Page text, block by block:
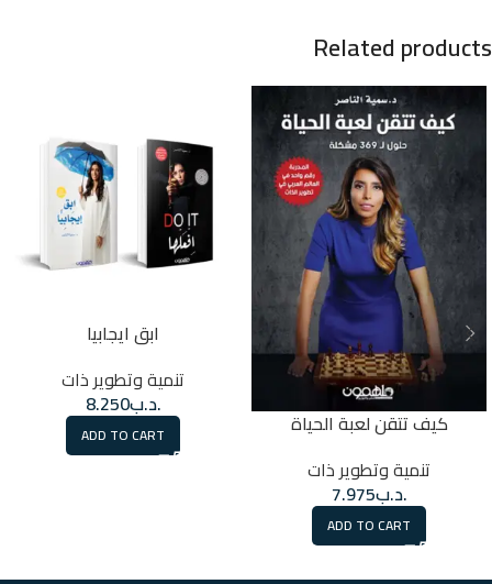
Related products
كيف تتقن لعبة الحياة
تنمية وتطوير ذات
.د.ب7.975
ADD TO CART
ابق ايجابيا
تنمية وتطوير ذات
.د.ب8.250
ADD TO CART